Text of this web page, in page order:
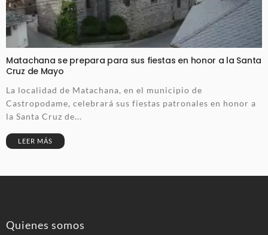
Matachana se prepara para sus fiestas en honor a la Santa
Cruz de Mayo
La localidad de Matachana, en el municipio de
Castropodame, celebrará sus fiestas patronales en honor a
la Santa Cruz de...
LEER MÁS
Quienes somos